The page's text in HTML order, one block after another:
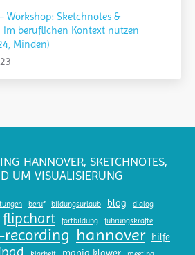
Workshop: Sketchnotes &
im beruflichen Kontext nutzen
Minden)
HANNOVER, SKETCHNOTES,
UM VISUALISIERUNG
beruf bildungsurlaub blog
dialog
flipchart fortbildung
führungskräfte
hannover hilfe